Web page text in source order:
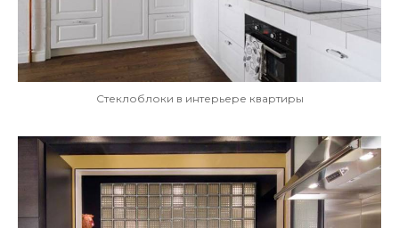
Стеклоблоки в интерьере квартиры